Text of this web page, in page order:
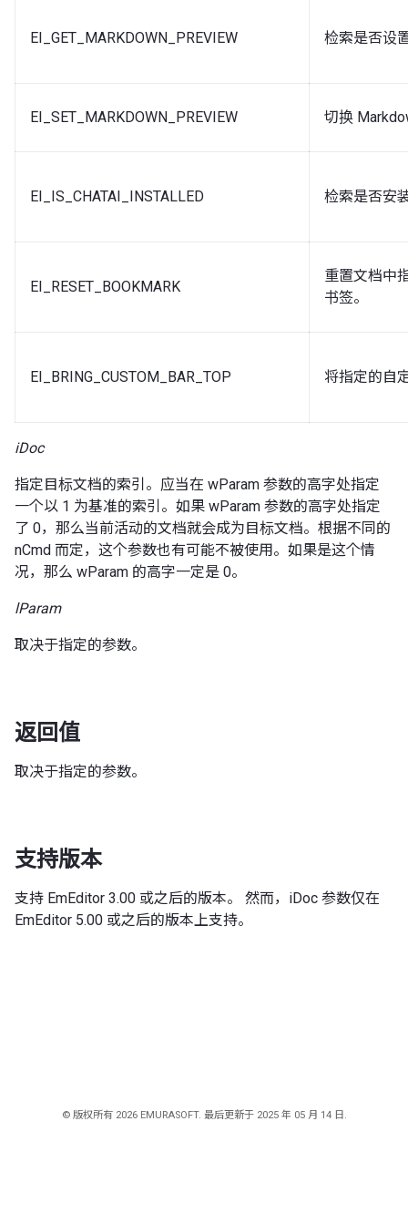
EI_GET_MARKDOWN_PREVIEW 检索是否设
EI_SET_MARKDOWN_PREVIEW 切换
EI_IS_CHATAI_INSTALLED 检索是否安
EI_RESET_BOOKMARK
重置文档中
书签。
EI_BRING_CUSTOM_BAR_TOP 将指定的自
iDoc
指定目标文档的索引。应当在 wParam 参数的高字处指定
一个以 1 为基准的索引。如果 wParam 参数的高字处指定
了 0，那么当前活动的文档就会成为目标文档。根据不同的
nCmd 而定，这个参数也有可能不被使用。如果是这个情
况，那么 wParam 的高字一定是 0。
lParam
取决于指定的参数。
返回值
取决于指定的参数。
支持版本
支持 EmEditor 3.00 或之后的版本。 然而，iDoc 参数仅在
EmEditor 5.00 或之后的版本上支持。
© 版权所有 2026 EMURASOFT. 最后更新于 2025 年 05 月 14 日.